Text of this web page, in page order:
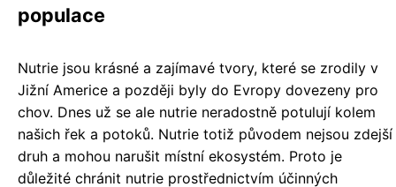
populace
Nutrie jsou krásné a zajímavé tvory, které se zrodily v
Jižní Americe a později byly do Evropy dovezeny pro
chov. Dnes už se ale nutrie neradostně potulují kolem
našich řek a potoků. Nutrie totiž původem nejsou zdejší
druh a mohou narušit místní ekosystém. Proto je
důležité chránit nutrie prostřednictvím účinných